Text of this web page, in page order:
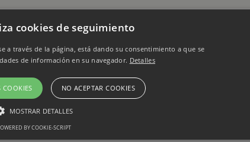
cookies de seguimiento
a través de la página, está dando su consentimiento a que se
de información en su navegador. Detalles
COOKIES NO ACEPTAR COOKIES
MOSTRAR DETALLES
BY COOKIE-SCRIPT